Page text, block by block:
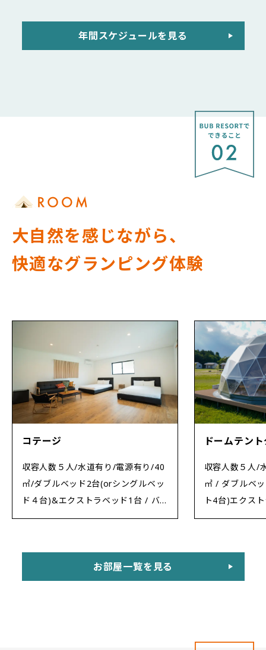
年間スケジュールを見る
大自然を感じながら、
快適なグランピング体験
コテージ
収容人数５人/水道有り/電源有り/40
㎡/ダブルベッド2台(orシングルベッ
ド４台)&エクストラベッド1台 / バ
スルーム / ウッドデッキ / エアコン
ドームテン
収容人数５人/
㎡ / ダブルベ
ト4台)エクス
エアコンあり
お部屋一覧を見る